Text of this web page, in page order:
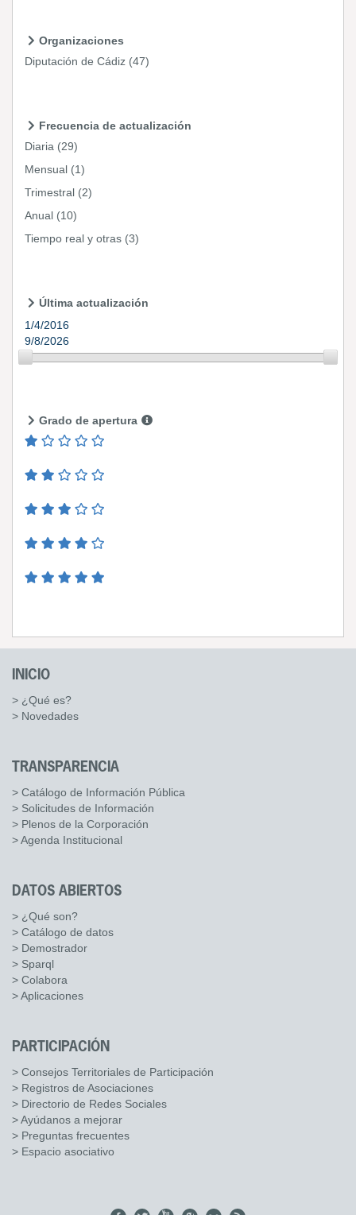
Organizaciones
Diputación de Cádiz (47)
Frecuencia de actualización
Diaria (29)
Mensual (1)
Trimestral (2)
Anual (10)
Tiempo real y otras (3)
Última actualización
1/4/2016
9/8/2026
Grado de apertura
INICIO
> ¿Qué es?
> Novedades
TRANSPARENCIA
> Catálogo de Información Pública
> Solicitudes de Información
> Plenos de la Corporación
> Agenda Institucional
DATOS ABIERTOS
> ¿Qué son?
> Catálogo de datos
> Demostrador
> Sparql
> Colabora
> Aplicaciones
PARTICIPACIÓN
> Consejos Territoriales de Participación
> Registros de Asociaciones
> Directorio de Redes Sociales
> Ayúdanos a mejorar
> Preguntas frecuentes
> Espacio asociativo